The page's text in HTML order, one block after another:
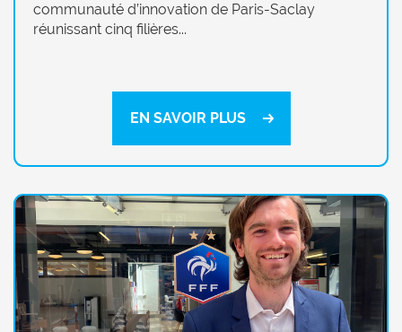
communauté d’innovation de Paris-Saclay
réunissant cinq filières...
EN SAVOIR PLUS